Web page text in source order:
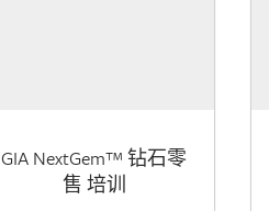
GIA NextGem™ 钻石零
售 培训